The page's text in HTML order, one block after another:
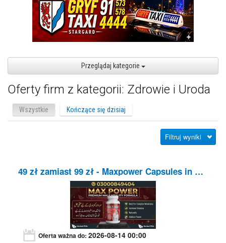
Przeglądaj kategorie
Oferty firm z kategorii: Zdrowie i Uroda
Wszystkie Kończące się dzisiaj
Filtruj wyniki
49 zł zamiast 99 zł - Maxpower Capsules in Pakistan
Oferta ważna do: 2026-08-14 00:00